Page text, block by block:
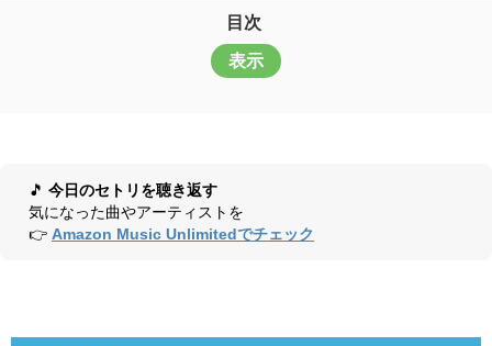
目次
表示
🎵 今日のセトリを聴き返す
気になった曲やアーティストを
👉 Amazon Music Unlimitedでチェック